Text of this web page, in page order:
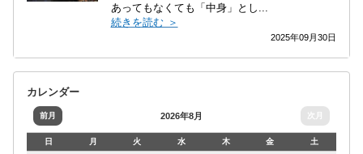
あってもなくても「中身」とし...
続きを読む ＞
2025年09月30日
カレンダー
前月 2026年8月 次月
日 月 火 水 木 金
土